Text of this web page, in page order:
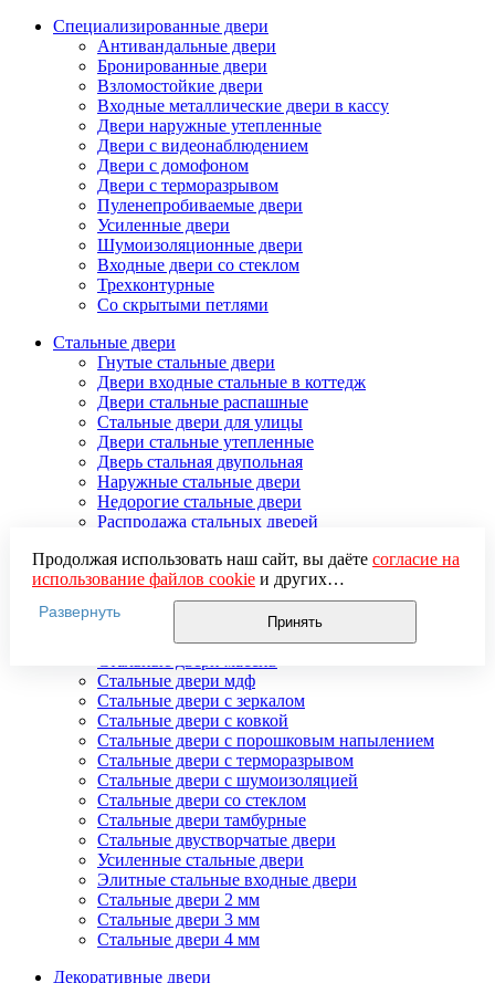
Специализированные двери
Антивандальные двери
Бронированные двери
Взломостойкие двери
Входные металлические двери в кассу
Двери наружные утепленные
Двери с видеонаблюдением
Двери с домофоном
Двери с терморазрывом
Пуленепробиваемые двери
Усиленные двери
Шумоизоляционные двери
Входные двери со стеклом
Трехконтурные
Со скрытыми петлями
Стальные двери
Гнутые стальные двери
Двери входные стальные в коттедж
Двери стальные распашные
Стальные двери для улицы
Двери стальные утепленные
Дверь стальная двупольная
Наружные стальные двери
Недорогие стальные двери
Распродажа стальных дверей
Стальная дверь на дачу
Стальные взломостойкие двери
Стальные входные двери в квартиру
Стальные двери в подъезд
Стальные двери внутреннего открывания
Стальные двери мдф
Стальные двери с зеркалом
Стальные двери с ковкой
Стальные двери с порошковым напылением
Стальные двери с терморазрывом
Стальные двери с шумоизоляцией
Стальные двери со стеклом
Стальные двери тамбурные
Стальные двустворчатые двери
Усиленные стальные двери
Элитные стальные входные двери
Стальные двери 2 мм
Стальные двери 3 мм
Стальные двери 4 мм
Декоративные двери
Продолжая использовать наш сайт, вы даёте согласие на
использование файлов cookieи других
пользовательских данных (включая IP-адрес, сведения о
местоположении, устройстве, действиях на сайте и т. п.)
для функционирования сайта, проведения
использования систем аналитики (например,
Яндекс.Метрика), в соответствии с нашей
обработки персональных данных.
Если вы не хотите, чтобы ваши данные обрабатывались,
настройте ограничения в браузере или покиньте сайт.
Развернуть
Принять